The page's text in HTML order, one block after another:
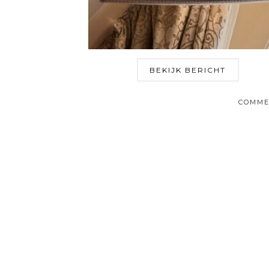
BEKIJK BERICHT